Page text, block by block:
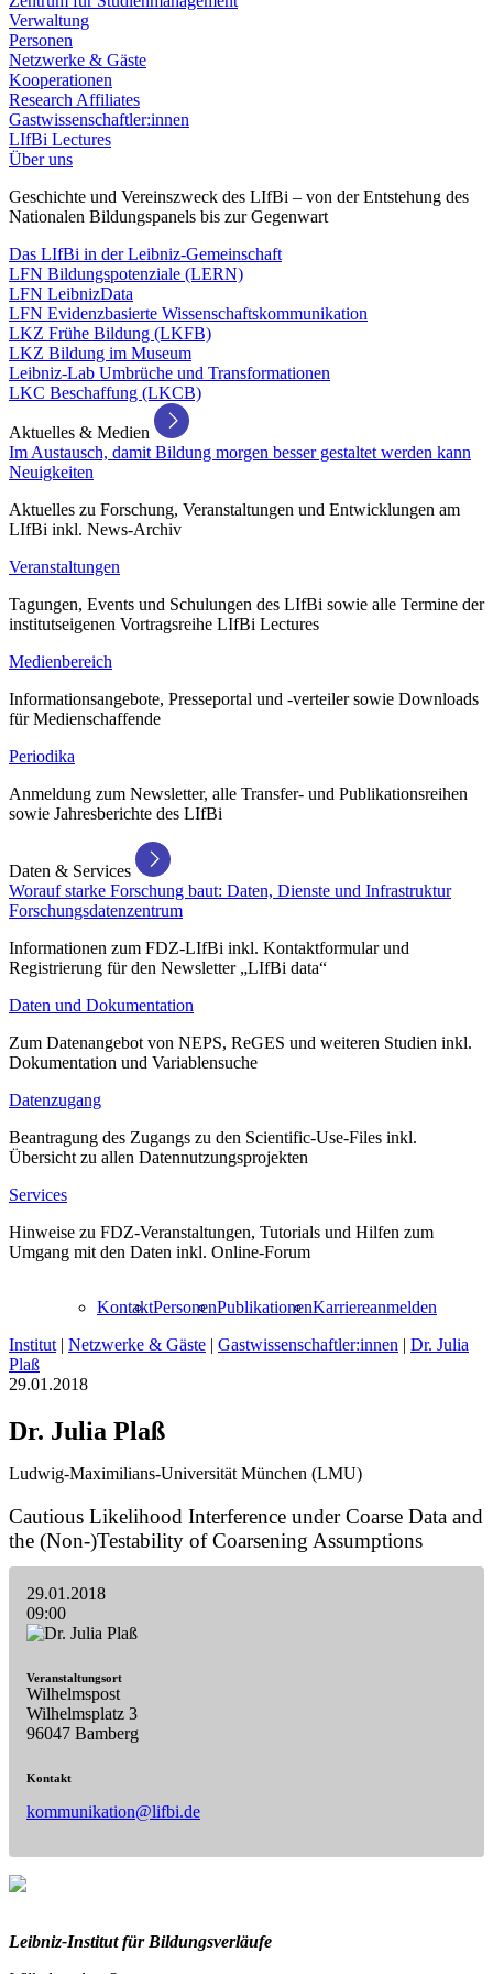
Verwaltung
Personen
Netzwerke & Gäste
Kooperationen
Research Affiliates
Gastwissenschaftler:innen
LIfBi Lectures
Über uns
Geschichte und Vereinszweck des LIfBi – von der Entstehung des
Nationalen Bildungspanels bis zur Gegenwart
Das LIfBi in der Leibniz-Gemeinschaft
LFN Bildungspotenziale (LERN)
LFN LeibnizData
LFN Evidenzbasierte Wissenschaftskommunikation
LKZ Frühe Bildung (LKFB)
LKZ Bildung im Museum
Leibniz-Lab Umbrüche und Transformationen
LKC Beschaffung (LKCB)
Aktuelles & Medien
Im Austausch, damit Bildung morgen besser gestaltet werden kann
Neuigkeiten
Aktuelles zu Forschung, Veranstaltungen und Entwicklungen am
LIfBi inkl. News-Archiv
Veranstaltungen
Tagungen, Events und Schulungen des LIfBi sowie alle Termine der
institutseigenen Vortragsreihe LIfBi Lectures
Medienbereich
Informationsangebote, Presseportal und -verteiler sowie Downloads
für Medienschaffende
Periodika
Anmeldung zum Newsletter, alle Transfer- und Publikationsreihen
sowie Jahresberichte des LIfBi
Daten & Services
Worauf starke Forschung baut: Daten, Dienste und Infrastruktur
Forschungsdatenzentrum
Informationen zum FDZ-LIfBi inkl. Kontaktformular und
Registrierung für den Newsletter „LIfBi data“
Daten und Dokumentation
Zum Datenangebot von NEPS, ReGES und weiteren Studien inkl.
Dokumentation und Variablensuche
Datenzugang
Beantragung des Zugangs zu den Scientific-Use-Files inkl.
Übersicht zu allen Datennutzungsprojekten
Services
Hinweise zu FDZ-Veranstaltungen, Tutorials und Hilfen zum
Umgang mit den Daten inkl. Online-Forum
KontaktPersonenPublikationenKarriereanmelden
Institut | Netzwerke & Gäste | Gastwissenschaftler:innen | Dr. Julia
Plaß
29.01.2018
Dr. Julia Plaß
Ludwig-Maximilians-Universität München (LMU)
Cautious Likelihood Interference under Coarse Data and
the (Non-)Testability of Coarsening Assumptions
29.01.2018
09:00
Veranstaltungsort
Wilhelmspost
Wilhelmsplatz 3
96047 Bamberg
Kontakt
kommunikation@lifbi.de
Leibniz-Institut für Bildungsverläufe